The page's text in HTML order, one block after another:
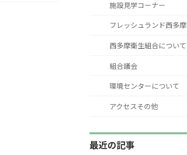
施設見学コーナー
フレッシュランド西多摩
西多摩衛生組合について
組合議会
環境センターについて
アクセスその他
最近の記事